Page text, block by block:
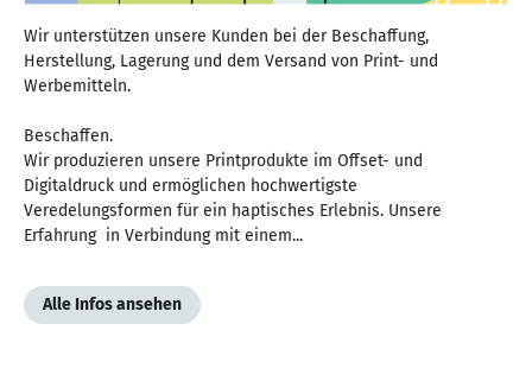
Wir unterstützen unsere Kunden bei der Beschaffung,
Herstellung, Lagerung und dem Versand von Print- und
Werbemitteln.
Beschaffen.
Wir produzieren unsere Printprodukte im Offset- und
Digitaldruck und ermöglichen hochwertigste
Veredelungsformen für ein haptisches Erlebnis. Unsere
Erfahrung in Verbindung mit einem...
Alle Infos ansehen